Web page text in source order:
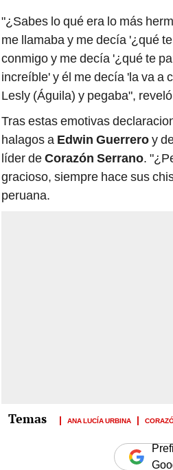
me llamaba y me decía '¿qué
conmigo y me decía '¿qué te
increíble' y él me decía 'la va a
Lesly (Águila) y pegaba",
Tras estas emotivas
halagos aEdwin Guerreroy
líder deCorazón Serrano.
gracioso, siempre hace sus
peruana.